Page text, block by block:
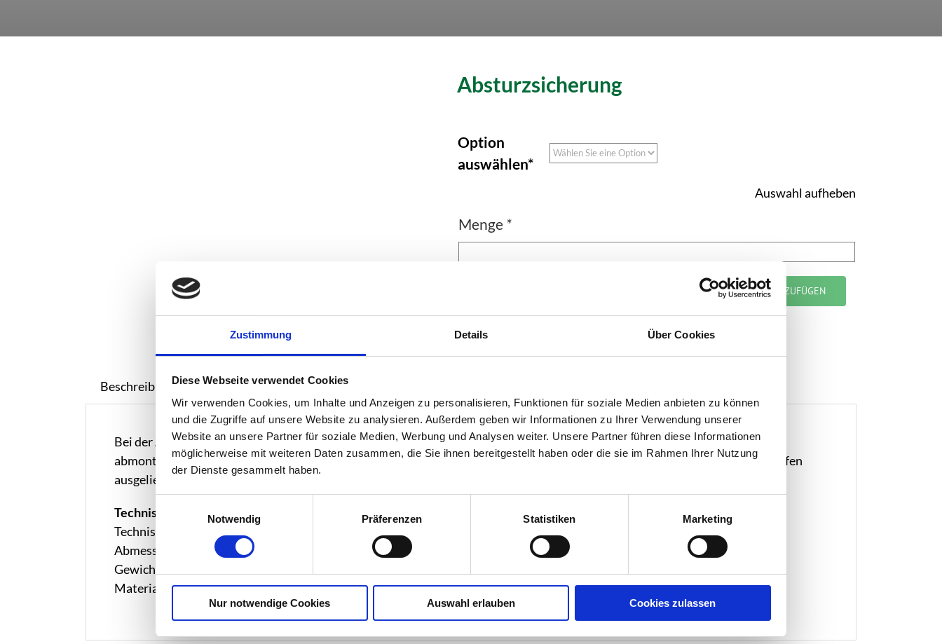
Zustimmung Details Über Cookies
Diese Webseite verwendet Cookies
Wir verwenden Cookies, um Inhalte und Anzeigen zu personalisieren, Funktionen für soziale Medien anbieten zu können
und die Zugriffe auf unsere Website zu analysieren. Außerdem geben wir Informationen zu Ihrer Verwendung unserer
Website an unsere Partner für soziale Medien, Werbung und Analysen weiter. Unsere Partner führen diese Informationen
möglicherweise mit weiteren Daten zusammen, die Sie ihnen bereitgestellt haben oder die sie im Rahmen Ihrer Nutzung
der Dienste gesammelt haben.
Notwendig
Präferenzen Statistiken Marketing
Nur notwendige Cookies Auswahl erlauben Cookies zulassen
Absturzsicherung
Option
auswählen*
Auswahl aufheben
Menge *
Menge
ZUR ANFRAGE HINZUFÜGEN
Beschreibung
Bei der Absturzsicherung handelt es sich um eine mobile Baustellenabsperrung, die sich besonders bequem und schnell
abmontieren und an anderer Stelle wieder aufbauen lässt. Das Produkt wird von uns in Weiß mit roten, reflektierenden Streifen
ausgeliefert.
Technische Daten
Technische Daten:
Abmessung:
Gewicht:
Material: Kunststoff